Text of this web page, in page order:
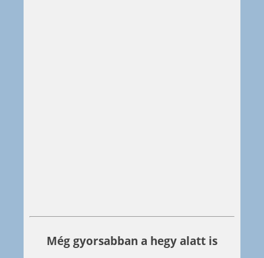
Még gyorsabban a hegy alatt is